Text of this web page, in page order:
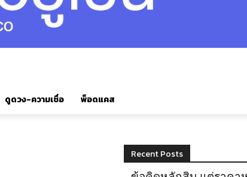
ดูดวง-ความเชื่อ พ็อดแคส
Recent Posts